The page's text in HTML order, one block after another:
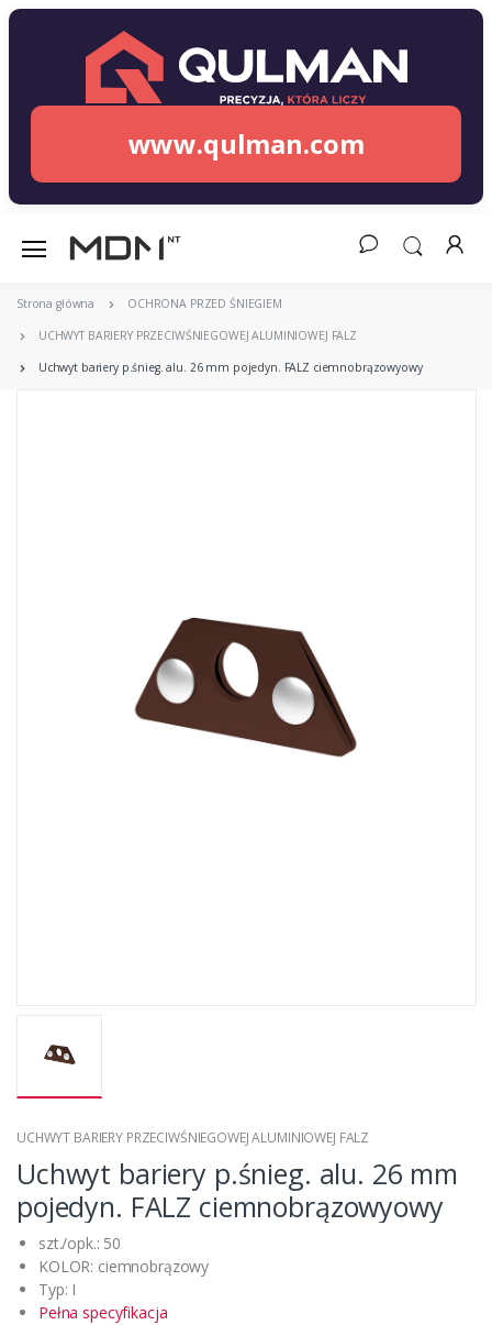
www.qulman.com
Strona główna OCHRONA PRZED ŚNIEGIEM
UCHWYT BARIERY PRZECIWŚNIEGOWEJ ALUMINIOWEJ FALZ
Uchwyt bariery p.śnieg. alu. 26 mm pojedyn. FALZ ciemnobrązowyowy
UCHWYT BARIERY PRZECIWŚNIEGOWEJ ALUMINIOWEJ FALZ
Uchwyt bariery p.śnieg. alu. 26 mm
pojedyn. FALZ ciemnobrązowyowy
szt./opk.: 50
KOLOR: ciemnobrązowy
Typ: I
Pełna specyfikacja